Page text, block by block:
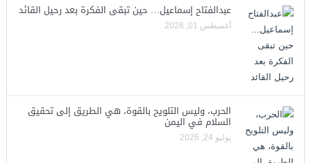
عبدالفتاح إسماعيل… حين تبقى الفكرة بعد رحيل القائد
أغسطس 01, 2026
الحرب، وليس التلويح بالقوة، هي الطريق إلى تحقيق
السلام في اليمن
يوليو 24, 2026